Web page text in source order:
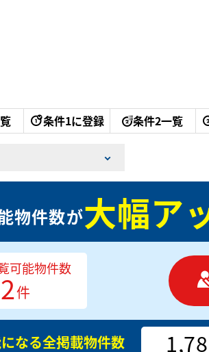
条件1に登録 条件2一覧
物件数が大幅ア
可能物件数
2件
なる全掲載物件数